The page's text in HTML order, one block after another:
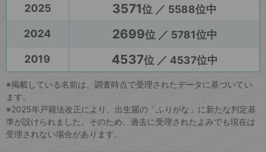
2025 3571位 ／ 5588位中
2024
2699位 ／ 5781位中
2019
4537位 ／ 4537位中
※掲載している名前は、調査時点で受理されたデータに基づいてい
ます。
※2025年戸籍法改正により、出生届の「ふりがな」に新たな判定基
準が設けられました。そのため、過去に受理されたよみでも現在は
受理されない場合があります。